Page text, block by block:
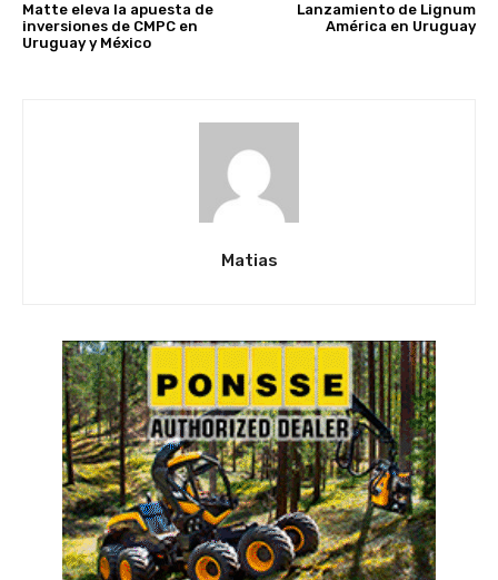
Matte eleva la apuesta de
inversiones de CMPC en
Uruguay y México
Lanzamiento de Lignum
América en Uruguay
Matias